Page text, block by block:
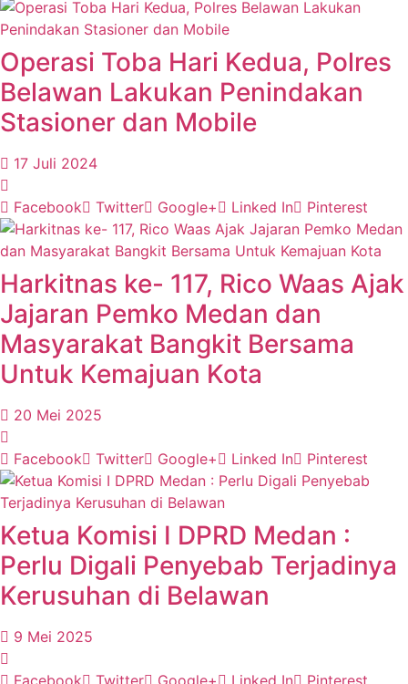
Operasi Toba Hari Kedua, Polres
Belawan Lakukan Penindakan
Stasioner dan Mobile
17 Juli 2024
Facebook Twitter Google+ Linked In Pinterest
Harkitnas ke- 117, Rico Waas Ajak
Jajaran Pemko Medan dan
Masyarakat Bangkit Bersama
Untuk Kemajuan Kota
20 Mei 2025
Facebook Twitter Google+ Linked In Pinterest
Ketua Komisi I DPRD Medan :
Perlu Digali Penyebab Terjadinya
Kerusuhan di Belawan
9 Mei 2025
Facebook Twitter Google+ Linked In Pinterest